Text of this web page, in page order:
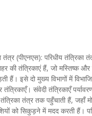
तंत्र (पीएनएस): परिधीय तंत्रिका
की तंत्रिकाएं हैं, जो मस्तिष्क
हैं। इसे दो मुख्य विभागों में
तंत्रिकाएँ। संवेदी तंत्रिकाएँ
तंत्र तक पहुँचाती हैं, जहाँ
को सिकुड़ने में मदद करती हैं।